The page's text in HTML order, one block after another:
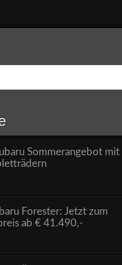
Sommerangebot mit
Forester: Jetzt zum
ab € 41.490,-